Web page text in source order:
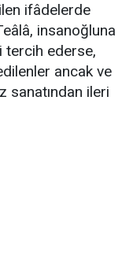
ifâdelerde
insanoğluna
tercih ederse,
ancak ve
sanatından ileri